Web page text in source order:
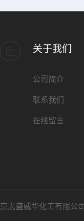
关于我们
公司简介
联系我们
在线留言
志盛威华化工有限公司